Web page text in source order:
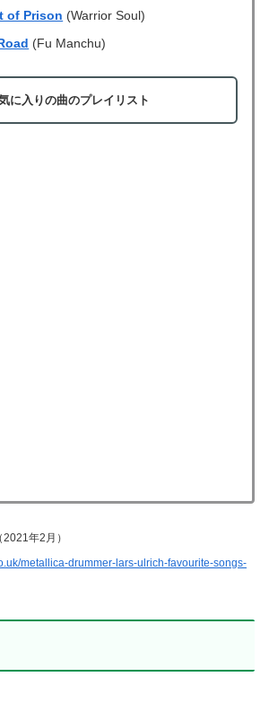
of Prison (Warrior Soul)
(Fu Manchu)
に入りの曲のプレイリスト
2021年2月）
metallica-drummer-lars-ulrich-favourite-songs-